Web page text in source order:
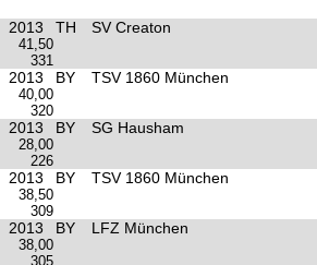
2013 TH SV Creaton
41,50
331
2013 BY TSV 1860 München
40,00
320
2013 BY SG Hausham
28,00
226
2013 BY TSV 1860 München
38,50
309
2013 BY LFZ München
38,00
305